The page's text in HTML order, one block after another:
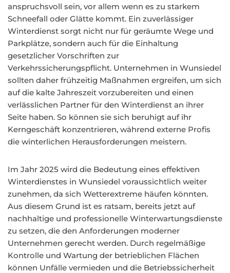
anspruchsvoll sein, vor allem wenn es zu starkem
Schneefall oder Glätte kommt. Ein zuverlässiger
Winterdienst sorgt nicht nur für geräumte Wege und
Parkplätze, sondern auch für die Einhaltung
gesetzlicher Vorschriften zur
Verkehrssicherungspflicht. Unternehmen in Wunsiedel
sollten daher frühzeitig Maßnahmen ergreifen, um sich
auf die kalte Jahreszeit vorzubereiten und einen
verlässlichen Partner für den Winterdienst an ihrer
Seite haben. So können sie sich beruhigt auf ihr
Kerngeschäft konzentrieren, während externe Profis
die winterlichen Herausforderungen meistern.
Im Jahr 2025 wird die Bedeutung eines effektiven
Winterdienstes in Wunsiedel voraussichtlich weiter
zunehmen, da sich Wetterextreme häufen könnten.
Aus diesem Grund ist es ratsam, bereits jetzt auf
nachhaltige und professionelle Winterwartungsdienste
zu setzen, die den Anforderungen moderner
Unternehmen gerecht werden. Durch regelmäßige
Kontrolle und Wartung der betrieblichen Flächen
können Unfälle vermieden und die Betriebssicherheit